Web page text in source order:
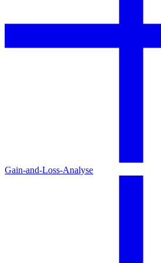
Gain-and-Loss-Analyse